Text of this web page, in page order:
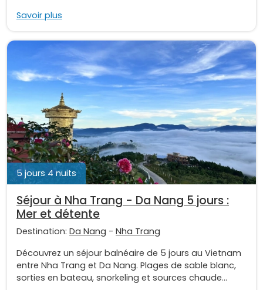
Savoir plus
5 jours 4 nuits
Séjour à Nha Trang - Da Nang 5 jours :
Mer et détente
Destination: Da Nang - Nha Trang
Découvrez un séjour balnéaire de 5 jours au Vietnam
entre Nha Trang et Da Nang. Plages de sable blanc,
sorties en bateau, snorkeling et sources chaude...